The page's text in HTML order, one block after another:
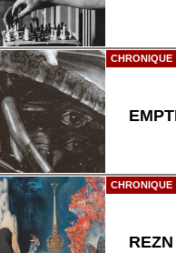
CHRONIQUE
CHRONIQUE